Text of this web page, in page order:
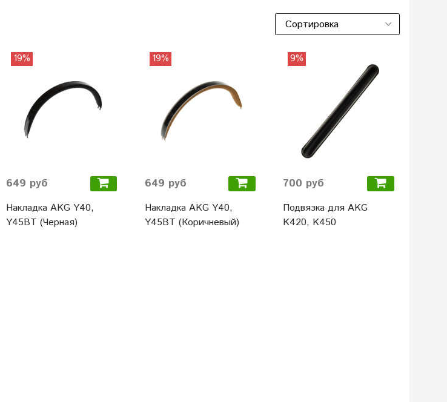
19%
649 руб
Накладка AKG Y40,
Y45BT (Черная)
19%
649 руб
Накладка AKG Y40,
Y45BT (Коричневый)
9%
700 руб
Подвязка для AKG
K420, K450